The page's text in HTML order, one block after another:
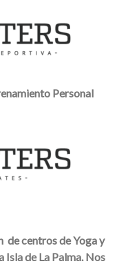
Personal
de centros de Yoga y
Isla de La Palma. Nos